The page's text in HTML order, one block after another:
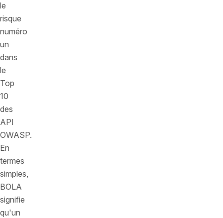
le
risque
numéro
un
dans
le
Top
10
des
API
OWASP.
En
termes
simples,
BOLA
signifie
qu'un